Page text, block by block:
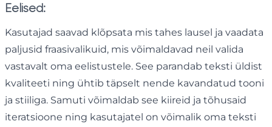
Eelised:
Kasutajad saavad klõpsata mis tahes lausel ja vaadata
paljusid fraasivalikuid, mis võimaldavad neil valida
vastavalt oma eelistustele. See parandab teksti üldist
kvaliteeti ning ühtib täpselt nende kavandatud tooni
ja stiiliga. Samuti võimaldab see kiireid ja tõhusaid
iteratsioone ning kasutajatel on võimalik oma teksti